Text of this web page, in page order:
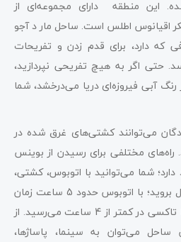
این منطقه دارای مجموعه‌ای از
اقیانوس اطلس است. ساحل مار د آجو
دارد، برای قدم زدن و تفریحات
حتی اگر به هیچ تفریحی نپردازید،
آبی فیروزه‌ای دریا می‌درخشد، شما
می‌توانند کشتی‌های غرق شده در
راه‌های مختلفی برای رسیدن از بوینس
شما می‌توانید با اتوبوس، کشتی،
قطار و یا تاکسی به این ساحل بروید؛ با اتوبوس حدود 5 ساعت زمان
می‌برد تا به ساحل برسید و با تاکسی در کمتر از 4 ساعت می‌رسید. از
می‌توان به سینما، پاساژها،